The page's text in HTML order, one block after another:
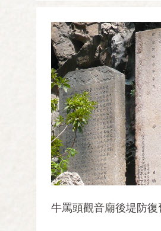
牛罵頭觀音廟後堤防復